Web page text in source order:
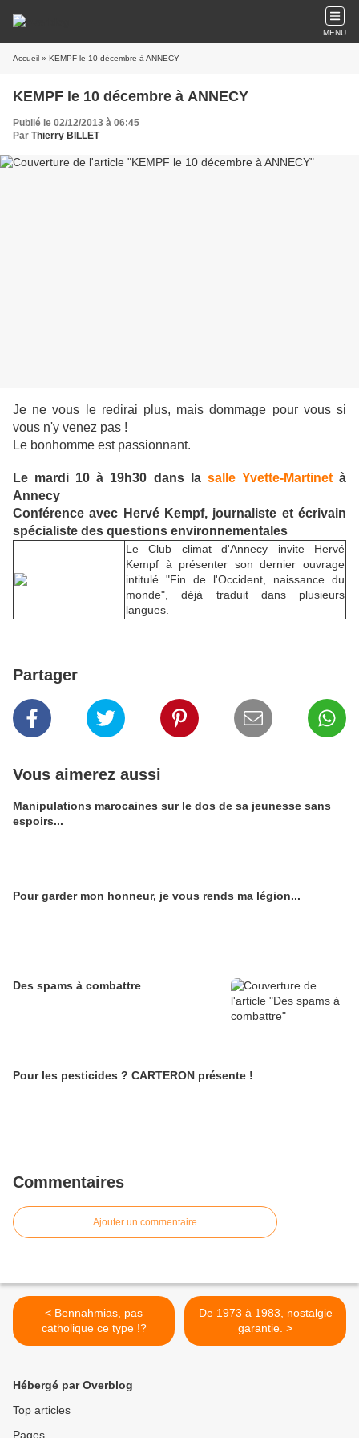
MENU
Accueil » KEMPF le 10 décembre à ANNECY
KEMPF le 10 décembre à ANNECY
Publié le 02/12/2013 à 06:45
Par Thierry BILLET
Je ne vous le redirai plus, mais dommage pour vous si
vous n'y venez pas !
Le bonhomme est passionnant.
Le mardi 10 à 19h30 dans la salle Yvette-Martinetà
Annecy
Conférence avec Hervé Kempf, journaliste et écrivain
spécialiste des questions environnementales
Le Club climat d'Annecy invite Hervé
Kempf à présenter son dernier ouvrage
intitulé "Fin de l'Occident, naissance du
monde", déjà traduit dans plusieurs
langues.
Partager
Vous aimerez aussi
Manipulations marocaines sur le dos de sa jeunesse sans
espoirs...
Pour garder mon honneur, je vous rends ma légion...
Des spams à combattre
Pour les pesticides ? CARTERON présente !
Commentaires
Ajouter un commentaire
< Bennahmias, pas
catholique ce type !?
De 1973 à 1983, nostalgie
garantie. >
Hébergé par Overblog
Top articles
Pages